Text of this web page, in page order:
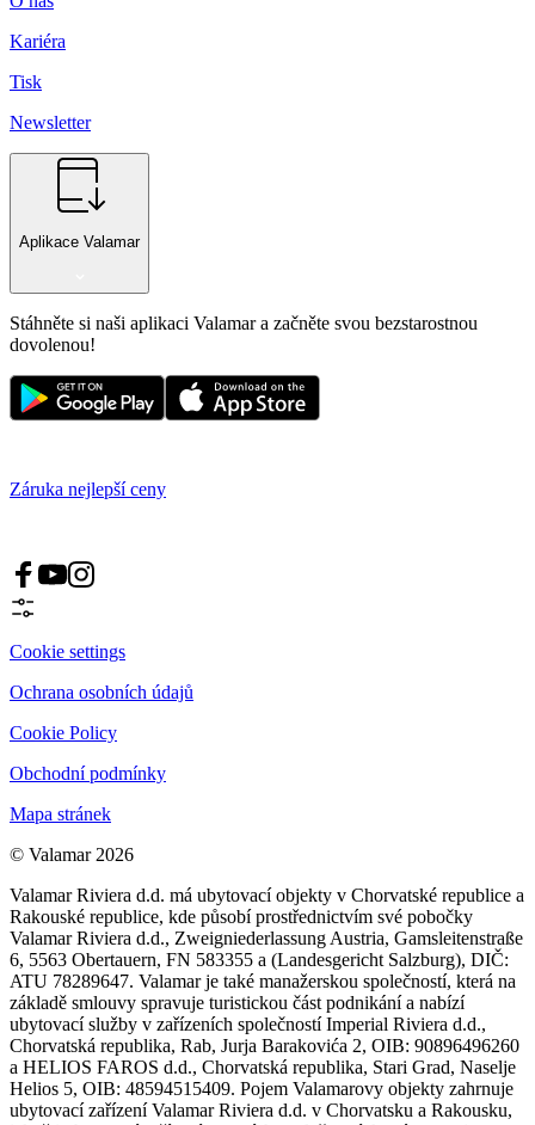
Kariéra
Tisk
Newsletter
Aplikace Valamar
Stáhněte si naši aplikaci Valamar a začněte svou bezstarostnou
dovolenou!
Záruka nejlepší ceny
Cookie settings
Ochrana osobních údajů
Cookie Policy
Obchodní podmínky
Mapa stránek
© Valamar 2026
Valamar Riviera d.d. má ubytovací objekty v Chorvatské republice a
Rakouské republice, kde působí prostřednictvím své pobočky
Valamar Riviera d.d., Zweigniederlassung Austria, Gamsleitenstraße
6, 5563 Obertauern, FN 583355 a (Landesgericht Salzburg), DIČ:
ATU 78289647. Valamar je také manažerskou společností, která na
základě smlouvy spravuje turistickou část podnikání a nabízí
ubytovací služby v zařízeních společností Imperial Riviera d.d.,
Chorvatská republika, Rab, Jurja Barakovića 2, OIB: 90896496260
a HELIOS FAROS d.d., Chorvatská republika, Stari Grad, Naselje
Helios 5, OIB: 48594515409. Pojem Valamarovy objekty zahrnuje
ubytovací zařízení Valamar Riviera d.d. v Chorvatsku a Rakousku,